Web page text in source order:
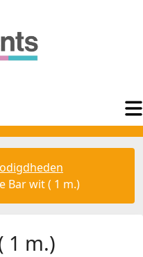
Bar wit ( 1 m.)
1 m.)